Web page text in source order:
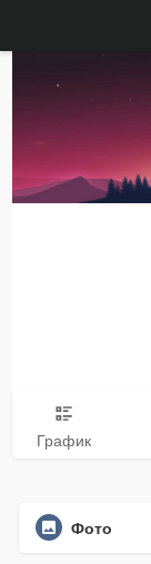
График
Фото